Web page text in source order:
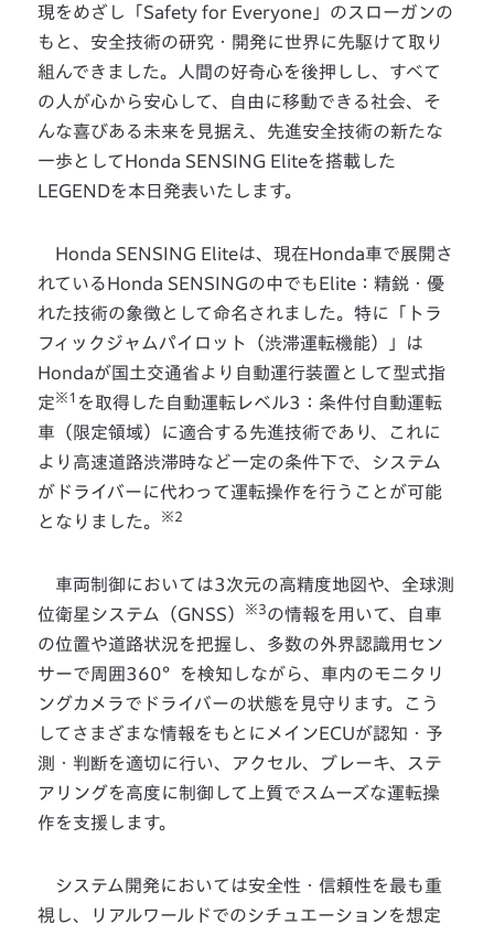
現をめざし「Safety for Everyone」のスローガンの
もと、安全技術の研究・開発に世界に先駆けて取り
組んできました。人間の好奇心を後押しし、すべて
の人が心から安心して、自由に移動できる社会、そ
んな喜びある未来を見据え、先進安全技術の新たな
一歩としてHonda SENSING Eliteを搭載した
LEGENDを本日発表いたします。
Honda SENSING Eliteは、現在Honda車で展開さ
れているHonda SENSINGの中でもElite：精鋭・優
れた技術の象徴として命名されました。特に「トラ
フィックジャムパイロット（渋滞運転機能）」は
Hondaが国土交通省より自動運行装置として型式指
定※1 を取得した自動運転レベル3：条件付自動運転
車（限定領域）に適合する先進技術であり、これに
より高速道路渋滞時など一定の条件下で、システム
がドライバーに代わって運転操作を行うことが可能
となりました。
※2
車両制御においては3次元の高精度地図や、全球測
位衛星システム（GNSS）
※3の情報を用いて、自車
の位置や道路状況を把握し、多数の外界認識用セン
サーで周囲360°を検知しながら、車内のモニタリ
ングカメラでドライバーの状態を見守ります。こう
してさまざまな情報をもとにメインECUが認知・予
測・判断を適切に行い、アクセル、ブレーキ、ステ
アリングを高度に制御して上質でスムーズな運転操
作を支援します。
システム開発においては安全性・信頼性を最も重
視し、リアルワールドでのシチュエーションを想定